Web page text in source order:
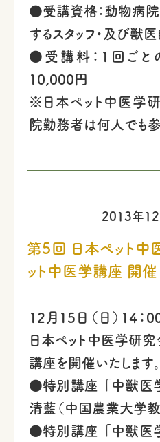
●受講資格：動物病院
するスタッフ・及び獣
●受講料：1回ごと
10,000円
※日本ペット中医学
院勤務者は何人でも
2013年
第5回 日本ペット中
ット中医学講座 開催
12月15日（日）14：
日本ペット中医学研
講座を開催いたします。
●特別講座 「中獣医
清藍（中国農業大学教
●特別講座 「中獣医